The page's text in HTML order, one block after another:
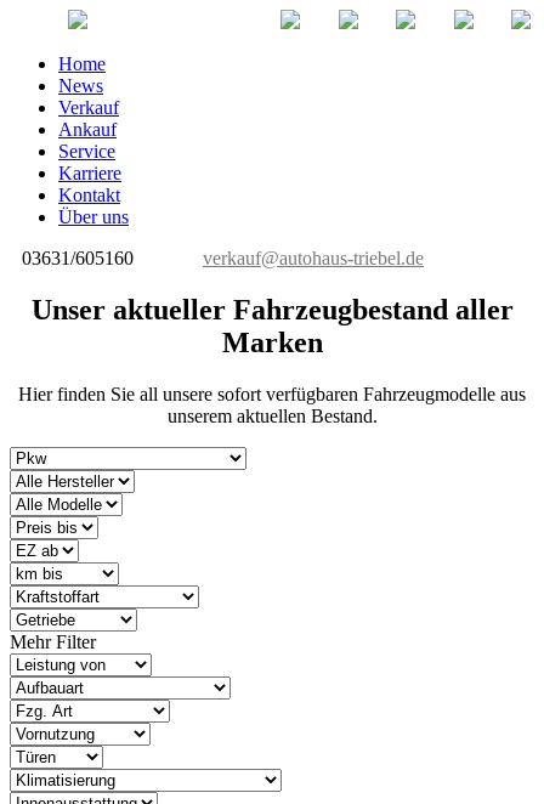
Home
News
Verkauf
Ankauf
Service
Karriere
Kontakt
Über uns
03631/605160
verkauf@autohaus-triebel.de
Unser aktueller Fahrzeugbestand aller
Marken
Hier finden Sie all unsere sofort verfügbaren Fahrzeugmodelle aus
unserem aktuellen Bestand.
Mehr Filter